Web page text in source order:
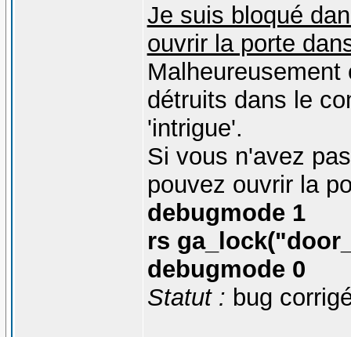
Je suis bloqué
ouvrir la porte
détruits dans le
'intrigue'.
Si vous n'avez
pouvez ouvrir la
debugmode 1
rs
debugmode 0
Statut : bug